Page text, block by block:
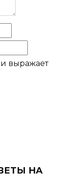
выражает
НА